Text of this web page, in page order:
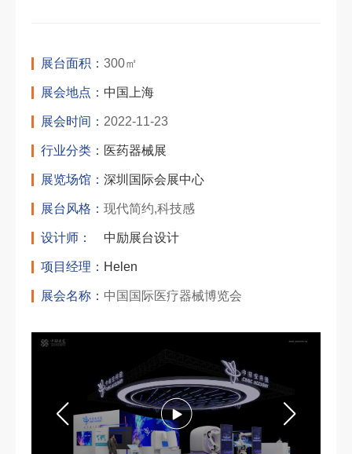
展台面积： 300㎡
展会地点： 中国上海
展会时间： 2022-11-23
行业分类： 医药器械展
展览场馆： 深圳国际会展中心
展台风格： 现代简约,科技感
设计师： 中励展台设计
项目经理： Helen
展会名称： 中国国际医疗器械博览会